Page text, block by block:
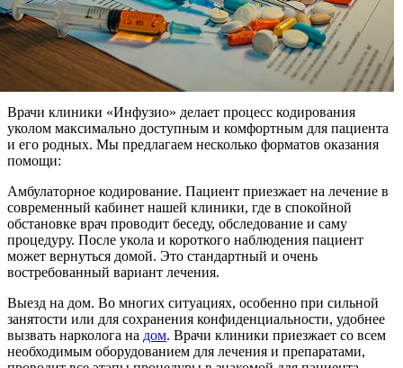
Врачи клиники «Инфузио» делает процесс кодирования
уколом максимально доступным и комфортным для пациента
и его родных. Мы предлагаем несколько форматов оказания
помощи:
Амбулаторное кодирование. Пациент приезжает на лечение в
современный кабинет нашей клиники, где в спокойной
обстановке врач проводит беседу, обследование и саму
процедуру. После укола и короткого наблюдения пациент
может вернуться домой. Это стандартный и очень
востребованный вариант лечения.
Выезд на дом. Во многих ситуациях, особенно при сильной
занятости или для сохранения конфиденциальности, удобнее
вызвать нарколога на дом. Врачи клиники приезжает со всем
необходимым оборудованием для лечения и препаратами,